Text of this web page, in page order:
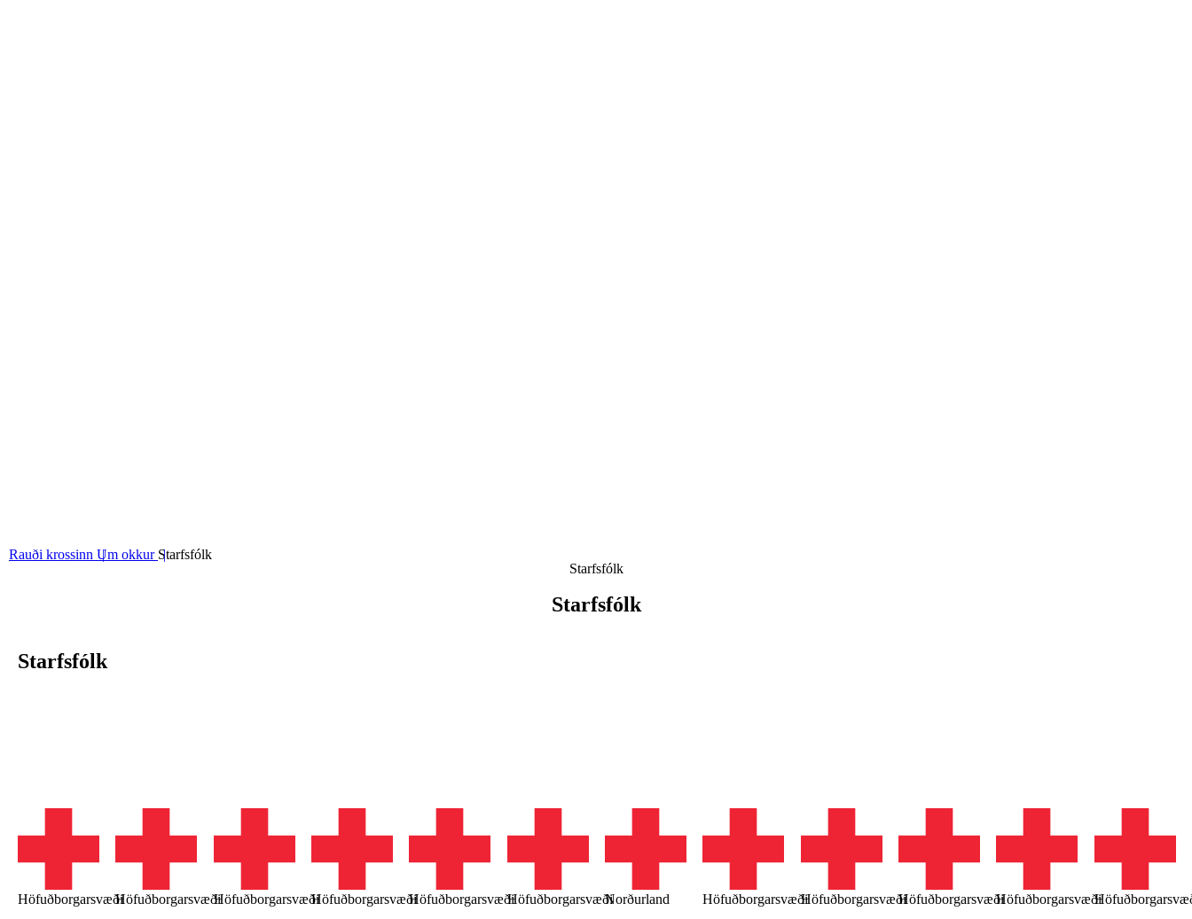
Rauði krossinn Um okkur Starfsfólk
Starfsfólk
Starfs­fólk
Starfsfólk
HöfuðborgarsvæðiHöfuðborgarsvæðiHöfuðborgarsvæðiHöfuðborgarsvæðiHöfuðborgarsvæðiHöfuðborgarsvæðiNorðurland
HöfuðborgarsvæðiHöfuðborgarsvæðiHöfuðborgarsvæðiHöfuðborgarsvæði